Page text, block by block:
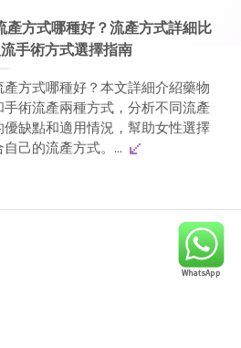
產方式哪種好？流產方式詳細比
手術方式選擇指南
產方式哪種好？本文詳細介紹藥物
手術流產兩種方式，分析不同流產
優缺點和適用情況，幫助女性選擇
己的流產方式。...